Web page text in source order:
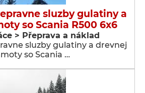
sluzby gulatiny a
so Scania R500 6x6
> Přeprava a náklad
sluzby gulatiny a drevnej
so Scania …